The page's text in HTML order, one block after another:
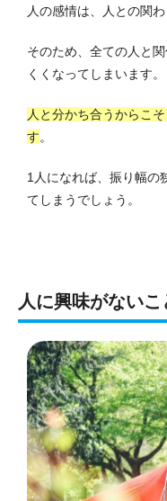
人の感情は、人との関
そのため、全ての人と
くくなってしまいます。
人と分かち合うからこ
す。
1人になれば、振り幅の
てしまうでしょう。
人に興味がない